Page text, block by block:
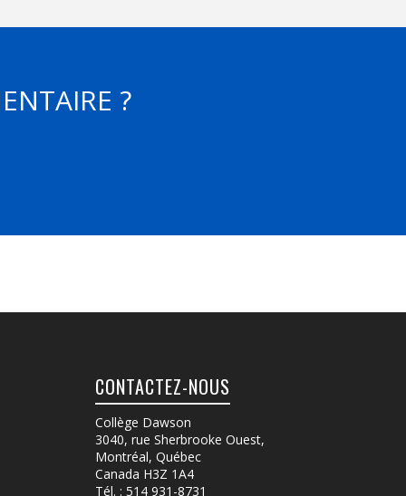
?
CONTACTEZ-NOUS
Collège Dawson
3040, rue Sherbrooke Ouest,
Montréal, Québec
Canada H3Z 1A4
Tél. : 514 931-8731